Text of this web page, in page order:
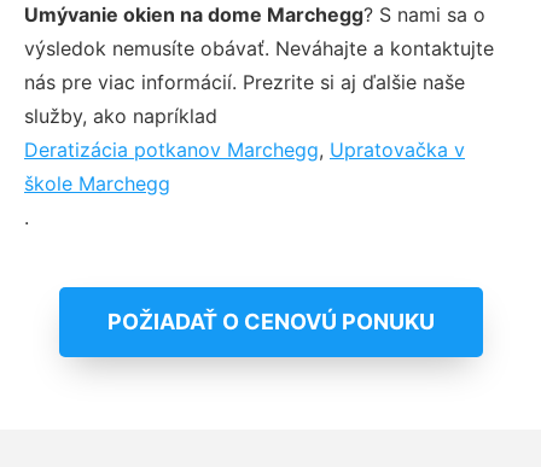
Umývanie okien na dome Marchegg? S nami sa o
výsledok nemusíte obávať. Neváhajte a kontaktujte
nás pre viac informácií. Prezrite si aj ďalšie naše
služby, ako napríklad
Deratizácia potkanov Marchegg, Upratovačka v
škole Marchegg
.
POŽIADAŤ O CENOVÚ PONUKU